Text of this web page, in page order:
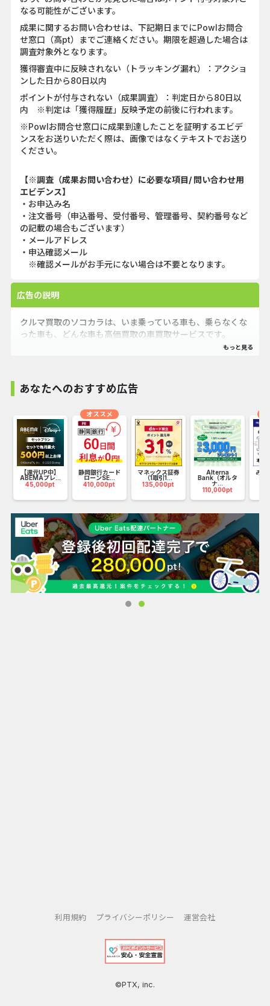
なる可能性がございます。
成果に関するお問い合わせは、下記期日までにPowlお問合
せ窓口（高pt）までご連絡ください。期限を超過した場合は
調査対象外となります。
獲得審査中に反映されない（トラッキング漏れ）：アクショ
ンした日から80日以内
ポイントが付与されない（成果調査）：判定日から80日以
内 ※判定は「獲得履歴」反映予定の前後に行われます。
※Powlお問合せ窓口に成果到達したことを証明するエビデ
ンスをお送りいただく際は、画像ではなくテキストでお送り
ください。
【※調査（成果お問い合わせ）に必要な項目/ 問い合わせ用
エビデンス】
・お申込み名
・注文番号（申込番号、受付番号、管理番号、契約番号など
の記載の場合もございます）
・メールアドレス
・申込確認メール
※確認メールがお手元にない場合は不要となります。
広告の説明
クルマ買取のソコカラは、いま乗っている車も、乗らなくな
った車も、どんな車も高価買取の車買取サービスです。
手続きはぜんぶ丸投げ、ぜんぶ無料、全国どこでも無料で引
■ソコカラならではの強み
1.「電話」と「出張」で最適査定
電話査定か、出張査定か、より高く買い取れる方の査定方法
を提案するソコカラ独自の２WAY査定を実施しております。
「電話査定」では出張コストを抑えられる分を買取金額に還
元し、高価買取を実現します。
一方で、オプションや装備などで買取金額が高くなりそうな
お車は「出張査定」で現車を確認することで、高価買取を実
現します。
2．独自の流通網で中間コストを徹底カット
世界１１０カ国・３１，０００社以上が参加する中古車オー
クションの自社運営と、
全国３１か所の物流拠点により、本来かかるはずの中間コス
あなたへのおすすめ広告
【還元UP中】
ABEMAプレ...
45,000pt
静岡銀行カード
ローンSE...
410,000pt
オススメ
マネックス証券
（1取引1...
135,000pt
Alterna
Bank（オルタ
ナ...
110,000pt
みず
利用規約 プライバシーポリシー 運営会社
©PTX, inc.